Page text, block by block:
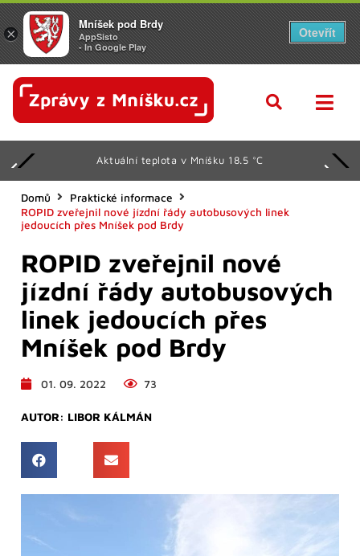
Aktuální teplota v Mníšku 18.5 °C
Domů
Praktické informace
ROPID zveřejnil nové jízdní řády autobusových linek
jedoucích přes Mníšek pod Brdy
ROPID zveřejnil nové
jízdní řády autobusových
linek jedoucích přes
Mníšek pod Brdy
01. 09. 2022 73
AUTOR: LIBOR KÁLMÁN
×
Mníšek pod Brdy
AppSisto
- In Google Play
Otevřít